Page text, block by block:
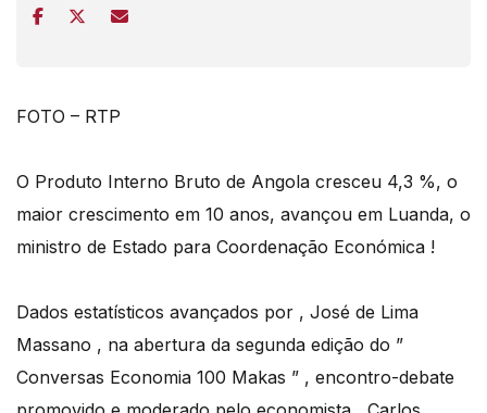
FOTO – RTP
O Produto Interno Bruto de Angola cresceu 4,3 %, o
maior crescimento em 10 anos, avançou em Luanda, o
ministro de Estado para Coordenação Económica !
Dados estatísticos avançados por , José de Lima
Massano , na abertura da segunda edição do ”
Conversas Economia 100 Makas ” , encontro-debate